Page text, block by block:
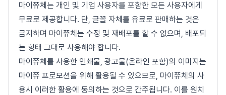
마이쮸체는 개인 및 기업 사용자를 포함한 모든 사용자에게
무료로 제공합니다. 단, 글꼴 자체를 유료로 판매하는 것은
금지하며 마이쮸체는 수정 및 재배포를 할 수 없으며, 배포되
는 형태 그대로 사용해야 합니다.
마이쮸체를 사용한 인쇄물, 광고물(온라인 포함)의 이미지는
마이쮸 프로모션을 위해 활용될 수 있으므로, 마이쮸체의 사
용시 이러한 활용에 동의하는 것으로 간주됩니다. 이를 원치